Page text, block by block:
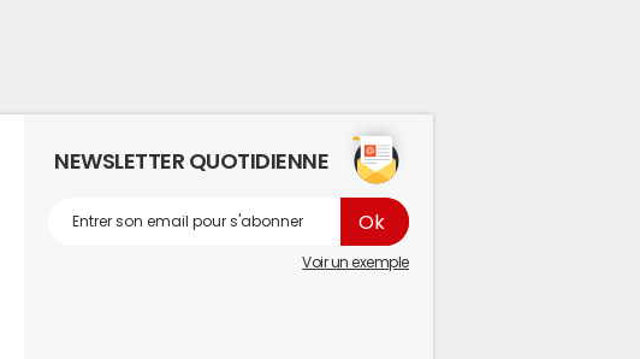
NEWSLETTER QUOTIDIENNE
Voir un exemple